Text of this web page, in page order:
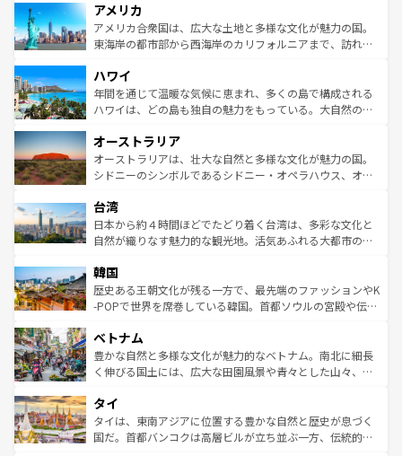
ンツ一覧を参照してほしい。
の建物がそのまま残る町や、スイスならではのユニークな
博物館もあり、アルプス観光だけでなく町歩きも満喫する
ことができる。国民の所得が高いため物価も高いが、旅行
ば市内交通費無料で観光を楽しむこともできる。 なお、新
着のスイス情報はコンテンツ一覧 を参照してほしい。
アメリカ
アメリカ合衆国は、広大な土地と多様な文化が魅力の国。
東海岸の都市部から西海岸のカリフォルニアまで、訪れる
のような巨大都市は、観光、ショッピング、エンターテイ
ンメントが詰まった刺激的なスポットだ。一方、アメリカ
西部には大自然が広がり、グランドキャニオンやイエロー
部のニューオーリンズでは、音楽と美食が融合した独特の
文化が魅力。旅行者はアメリカの各地域で異なる魅力を楽
しみながら、その多様性と豊かな歴史を感じることができ
ならではの贅沢な旅のスタイルだ。 なお、新着のアメリカ
情報はコンテンツ一覧を参照してほしい。
ハワイ
年間を通じて温暖な気候に恵まれ、多くの島で構成される
ハワイは、どの島も独自の魅力をもっている。大自然の神
ワイ島は見逃せない。また、定番の観光地といえばオアフ
島だが、静かな自然を求めるならマウイ島やカウアイ島が
おすすめ。エメラルドグリーンに輝く海をはじめ、豊かな
れるおもてなしの心で訪れる人々を迎えてくれるハワイの
人々、おいしいローカルフードやハワイアンミュージッ
ク、伝統的なフラダンスなど、すべてがハワイの魅力を彩
ワイを、存分に味わってほしい。 なお、新着のハワイ情報
はコンテンツ一覧を参照してほしい。
オーストラリア
オーストラリアは、壮大な自然と多様な文化が魅力の国。
シドニーのシンボルであるシドニー・オペラハウス、オー
リアリーフや大陸中央部にそびえるウルル（エアーズロッ
ク）、タスマニアの美しい原生林やケアンズの熱帯雨林な
ど、見どころがたくさん。また、カフェやワイン、オージ
いる。アクティビティも充実しており、サーフィンやダイ
ビング、ハイキングなど、アウトドア好きにはたまらな
い。オーストラリアの多彩な魅力を存分に味わいつくそ
参照してほしい。
台湾
日本から約４時間ほどでたどり着く台湾は、多彩な文化と
自然が織りなす魅力的な観光地。活気あふれる大都市の台
ン）、静ひつな山岳地帯である台湾東部など、都市の喧騒
と山間の静けさが共存しており、訪れる人に新しい発見と
驚きをもたらしてくれる。また、奥深い台湾の食文化も魅
容にもいいと評判のスイーツなど、バラエティ豊かな料理
が味わえる。 なお、新着の台湾情報は コンテンツ一覧を参
照してほしい。
韓国
歴史ある王朝文化が残る一方で、最先端のファッションやK
-POPで世界を席巻している韓国。首都ソウルの宮殿や伝統
き、地方に足を延ばせば四季折々の自然美を楽しむことが
できる。そして、キムチや焼肉、絶品のストリートフード
まで、さまざまな韓国料理が待っている。夜には、韓国な
リティに包まれながら、韓国の多彩な魅力を心ゆくまで味
わってみてほしい。 なお、新着の韓国情報はコンテンツ一
覧を参照してほしい。
ベトナム
豊かな自然と多様な文化が魅力的なベトナム。南北に細長
く伸びる国土には、広大な田園風景や青々とした山々、世
急速な発展と共に伝統が息づく。ハノイの古い町並みやホ
ーチミン市のフランス統治時代の建物も、独特の雰囲気を
醸し出している。また、バラエティの豊かさとおいしさで
タイ
タイは、東南アジアに位置する豊かな自然と歴史が息づく
国だ。首都バンコクは高層ビルが立ち並ぶ一方、伝統的な